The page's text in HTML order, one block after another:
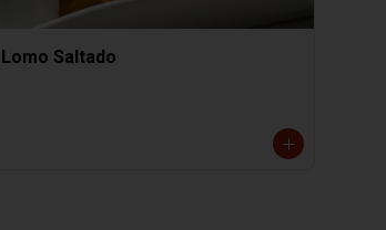
Saltado